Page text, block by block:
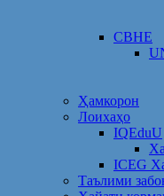
CBHE
Ҳамкорон
Лоихаҳо
IQEduU
ICEG
Таълими